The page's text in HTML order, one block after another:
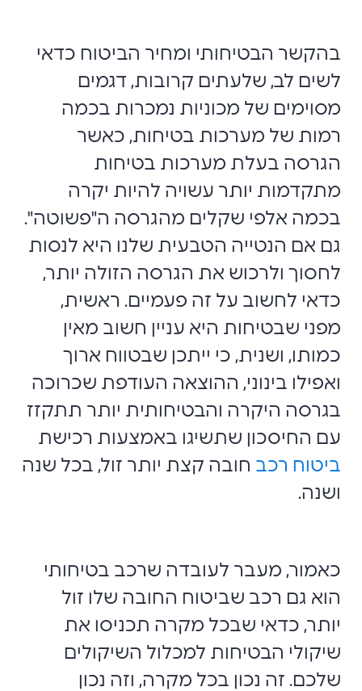
בהקשר הבטיחותי ומחיר הביטוח כדאי
לשים לב, שלעתים קרובות, דגמים
מסוימים של מכוניות נמכרות בכמה
רמות של מערכות בטיחות, כאשר
הגרסה בעלת מערכות בטיחות
מתקדמות יותר עשויה להיות יקרה
בכמה אלפי שקלים מהגרסה ה"פשוטה".
גם אם הנטייה הטבעית שלנו היא לנסות
לחסוך ולרכוש את הגרסה הזולה יותר,
כדאי לחשוב על זה פעמיים. ראשית,
מפני שבטיחות היא עניין חשוב מאין
כמותו, ושנית, כי ייתכן שבטווח ארוך
ואפילו בינוני, ההוצאה העודפת שכרוכה
בגרסה היקרה והבטיחותית יותר תתקזז
עם החיסכון שתשיגו באמצעות רכישת
ביטוח רכב חובה קצת יותר זול, בכל שנה
ושנה.
כאמור, מעבר לעובדה שרכב בטיחותי
הוא גם רכב שביטוח החובה שלו זול
יותר, כדאי שבכל מקרה תכניסו את
שיקולי הבטיחות למכלול השיקולים
שלכם. זה נכון בכל מקרה, וזה נכון